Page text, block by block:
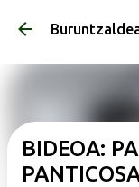
BIDEOA: